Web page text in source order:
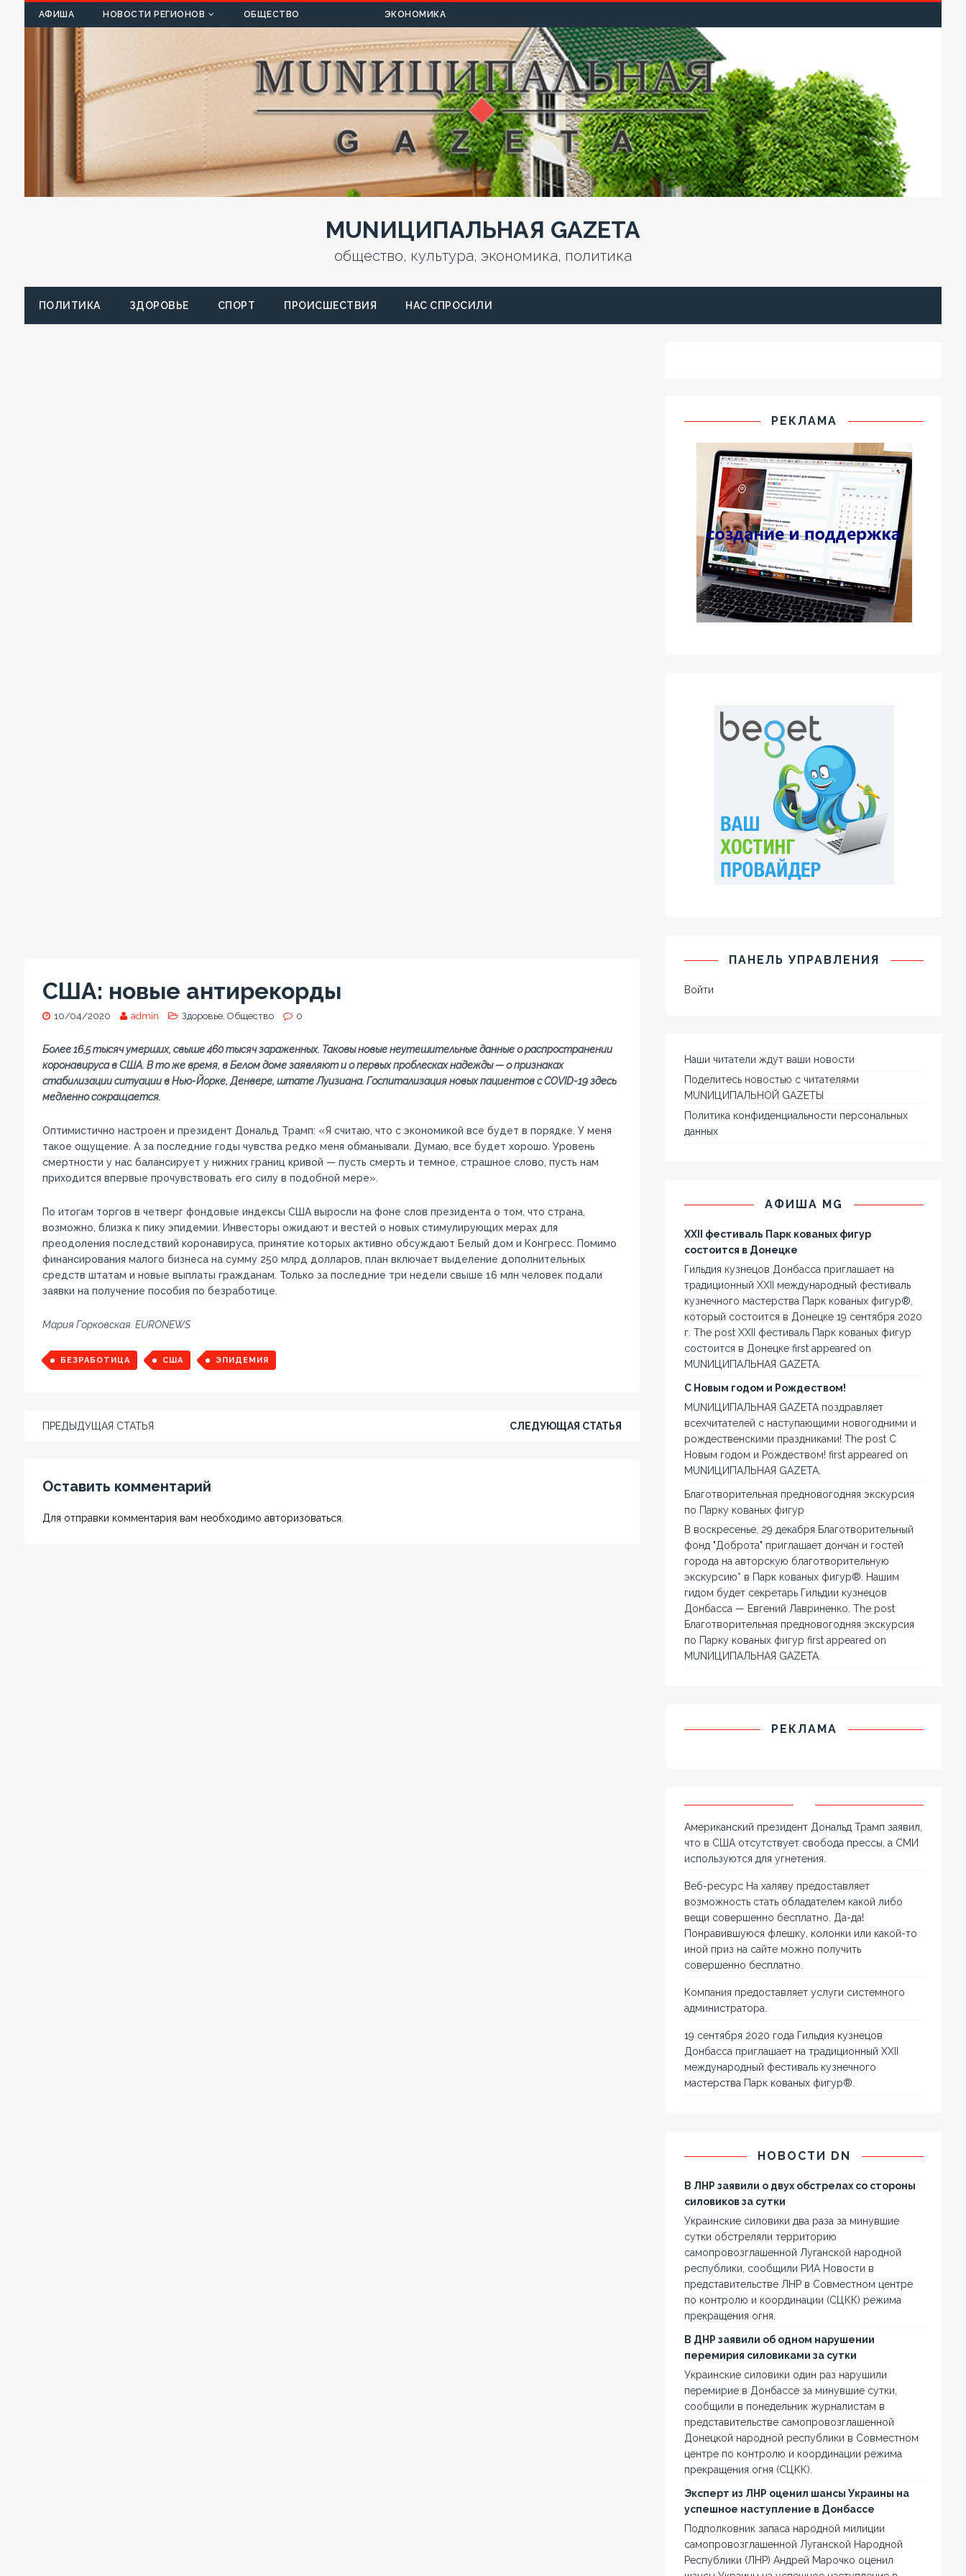
АФИША НОВОСТИ РЕГИОНОВ ОБЩЕСТВО ЭКОНОМИКА
MUNИЦИПАЛЬНАЯ GAZЕТА
общество, культура, экономика, политика
ПОЛИТИКА ЗДОРОВЬЕ СПОРТ ПРОИСШЕСТВИЯ НАС СПРОСИЛИ
США: новые антирекорды
10/04/2020 admin Здоровье, Общество 0
Более 16,5 тысяч умерших, свыше 460 тысяч зараженных. Таковы новые неутешительные данные о распространении
коронавируса в США. В то же время, в Белом доме заявляют и о первых проблесках надежды — о признаках
стабилизации ситуации в Нью-Йорке, Денвере, штате Луизиана. Госпитализация новых пациентов с COVID-19 здесь
медленно сокращается.
Оптимистично настроен и президент Дональд Трамп: «Я считаю, что с экономикой все будет в порядке. У меня
такое ощущение. А за последние годы чувства редко меня обманывали. Думаю, все будет хорошо. Уровень
смертности у нас балансирует у нижних границ кривой — пусть смерть и темное, страшное слово, пусть нам
приходится впервые прочувствовать его силу в подобной мере».
По итогам торгов в четверг фондовые индексы США выросли на фоне слов президента о том, что страна,
возможно, близка к пику эпидемии. Инвесторы ожидают и вестей о новых стимулирующих мерах для
преодоления последствий коронавируса, принятие которых активно обсуждают Белый дом и Конгресс. Помимо
финансирования малого бизнеса на сумму 250 млрд долларов, план включает выделение дополнительных
средств штатам и новые выплаты гражданам. Только за последние три недели свыше 16 млн человек подали
заявки на получение пособия по безработице.
Мария Горковская. EURONEWS
БЕЗРАБОТИЦА США ЭПИДЕМИЯ
ПРЕДЫДУЩАЯ СТАТЬЯ СЛЕДУЮЩАЯ СТАТЬЯ
Оставить комментарий
Для отправки комментария вам необходимо авторизоваться.
РЕКЛАМА
ПАНЕЛЬ УПРАВЛЕНИЯ
Войти
Наши читатели ждут ваши новости
Поделитесь новостью с читателями
MUNИЦИПАЛЬНОЙ GAZЕТЫ
Политика конфиденциальности персональных
данных
АФИША MG
XXII фестиваль Парк кованых фигур
состоится в Донецке
Гильдия кузнецов Донбасса приглашает на
традиционный XXII международный фестиваль
кузнечного мастерства Парк кованых фигур®,
который состоится в Донецке 19 сентября 2020
г. The post XXII фестиваль Парк кованых фигур
состоится в Донецке first appeared on
MUNИЦИПАЛЬНАЯ GAZЕТА.
С Новым годом и Рождеством!
MUNИЦИПАЛЬНАЯ GAZЕТА поздравляет
всехчитателей с наступающими новогодними и
рождественскими праздниками! The post С
Новым годом и Рождеством! first appeared on
MUNИЦИПАЛЬНАЯ GAZЕТА.
Благотворительная предновогодняя экскурсия
по Парку кованых фигур
В воскресенье, 29 декабря Благотворительный
фонд "Доброта" приглашает дончан и гостей
города на авторскую благотворительную
экскурсию* в Парк кованых фигур®. Нашим
гидом будет секретарь Гильдии кузнецов
Донбасса — Евгений Лавриненко. The post
Благотворительная предновогодняя экскурсия
по Парку кованых фигур first appeared on
MUNИЦИПАЛЬНАЯ GAZЕТА.
РЕКЛАМА
Американский президент Дональд Трамп заявил,
что в США отсутствует свобода прессы, а СМИ
используются для угнетения.
Веб-ресурс На халяву предоставляет
возможность стать обладателем какой либо
вещи совершенно бесплатно. Да-да!
Понравившуюся флешку, колонки или какой-то
иной приз на сайте можно получить
совершенно бесплатно.
Компания предоставляет услуги системного
администратора.
19 сентября 2020 года Гильдия кузнецов
Донбасса приглашает на традиционный XXII
международный фестиваль кузнечного
мастерства Парк кованых фигур®.
НОВОСТИ DN
В ЛНР заявили о двух обстрелах со стороны
силовиков за сутки
Украинские силовики два раза за минувшие
сутки обстреляли территорию
самопровозглашенной Луганской народной
республики, сообщили РИА Новости в
представительстве ЛНР в Совместном центре
по контролю и координации (СЦКК) режима
прекращения огня.
В ДНР заявили об одном нарушении
перемирия силовиками за сутки
Украинские силовики один раз нарушили
перемирие в Донбассе за минувшие сутки,
сообщили в понедельник журналистам в
представительстве самопровозглашенной
Донецкой народной республики в Совместном
центре по контролю и координации режима
прекращения огня (СЦКК).
Эксперт из ЛНР оценил шансы Украины на
успешное наступление в Донбассе
Подполковник запаса народной милиции
самопровозглашенной Луганской Народной
Республики (ЛНР) Андрей Марочко оценил